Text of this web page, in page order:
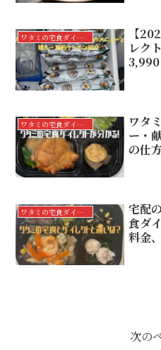
ワタミの宅食ダイレクト
【
レク
3,990
ワタミの宅食ダイレクト
ワタ
ー・
の仕
ワタミの宅食ダイレクト
宅配
食ダ
料金
次の